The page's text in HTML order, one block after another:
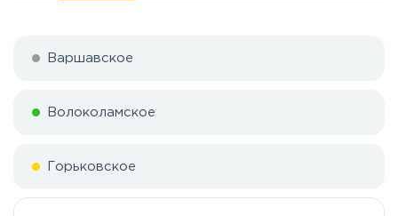
Варшавское
Волоколамское
Горьковское